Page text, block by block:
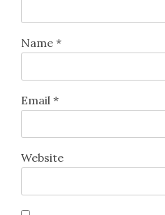
Name *
Email *
Website